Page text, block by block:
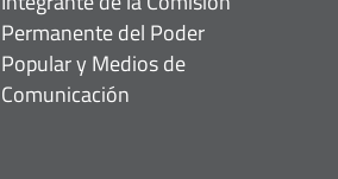
Permanente del Poder
Popular y Medios de
Comunicación